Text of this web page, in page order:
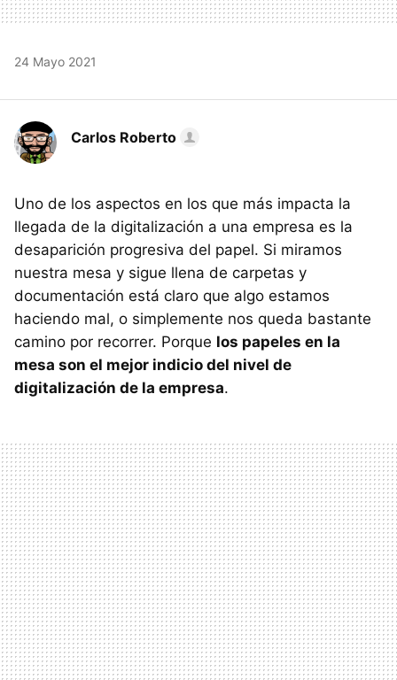
24 Mayo 2021
Carlos Roberto
Uno de los aspectos en los que más impacta la
llegada de la digitalización a una empresa es la
desaparición progresiva del papel. Si miramos
nuestra mesa y sigue llena de carpetas y
documentación está claro que algo estamos
haciendo mal, o simplemente nos queda bastante
camino por recorrer. Porque los papeles en la
mesa son el mejor indicio del nivel de
digitalización de la empresa.